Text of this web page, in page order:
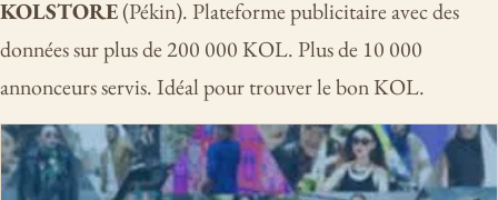
KOLSTORE(Pékin). Plateforme publicitaire avec des
données sur plus de 200 000 KOL. Plus de 10 000
annonceurs servis. Idéal pour trouver le bon KOL.